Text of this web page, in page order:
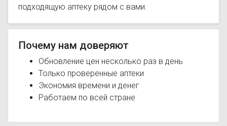
подходящую аптеку рядом с вами.
Почему нам доверяют
Обновление цен несколько раз в день
Только проверенные аптеки
Экономия времени и денег
Работаем по всей стране